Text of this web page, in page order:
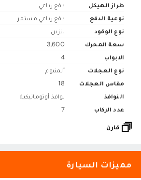
طراز الهيكل
دفع رباعي
نوعية الدفع
دفع رباعي مستمر
نوع الوقود
بنزين
سعة المحرك
3,600
الابواب
4
نوع العجلات
ألمنيوم
مقاس العجلات
18
النوافذ
نوافذ أوتوماتيكية
عدد الركاب
7
قارن
مميزات السيارة